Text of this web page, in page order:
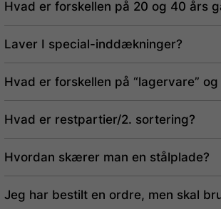
Hvad er forskellen på 20 og 40 års
Laver I special-inddækninger?
Hvad er forskellen på “lagervare” og
Hvad er restpartier/2. sortering?
Hvordan skærer man en stålplade?
Jeg har bestilt en ordre, men skal